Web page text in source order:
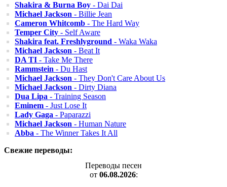
Shakira & Burna Boy - Dai Dai
Michael Jackson - Billie Jean
Cameron Whitcomb - The Hard Way
Temper City - Self Aware
Shakira feat. Freshlyground - Waka Waka
Michael Jackson - Beat It
DA TI - Take Me There
Rammstein - Du Hast
Michael Jackson - They Don't Care About Us
Michael Jackson - Dirty Diana
Dua Lipa - Training Season
Eminem - Just Lose It
Lady Gaga - Paparazzi
Michael Jackson - Human Nature
Abba - The Winner Takes It All
Свежие переводы:
Переводы песен
от 06.08.2026: